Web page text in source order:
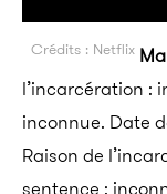
Crédits : Netflix
l’incarcération :
inconnue. Date
Raison de
sentence :